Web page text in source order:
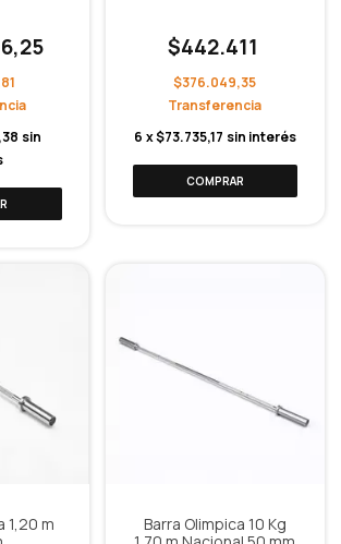
sin
$442.411
$376.049,35
6 x$73.735,17 sin interés
1,20 m
Barra Olimpica 10 Kg